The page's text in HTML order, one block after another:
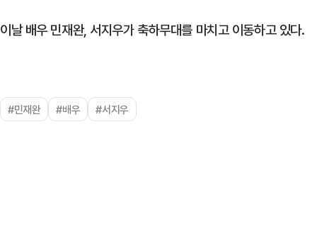
이날 배우 민재완, 서지우가 축하무대를 마치고 이동하고 있다.
#민재완 #배우 #서지우